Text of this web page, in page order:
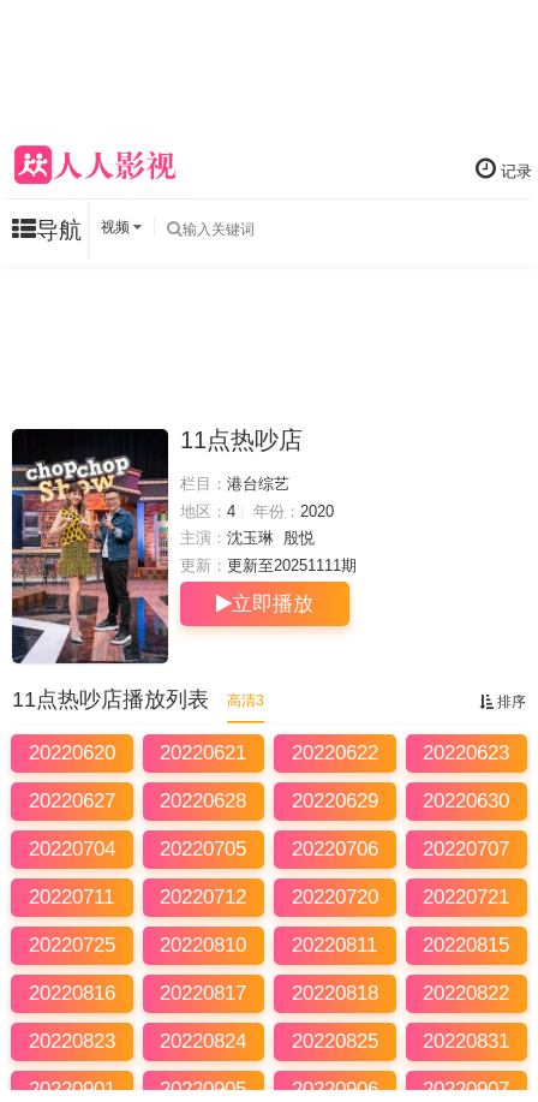
记录
导航 视频
11点热吵店
栏目： 港台综艺
地区： 4 年份： 2020
主演： 沈玉琳 殷悦
更新： 更新至20251111期
立即播放
排序
11点热吵店播放列表 高清3
20220620 20220621 20220622 20220623
20220627 20220628 20220629 20220630
20220704 20220705 20220706 20220707
20220711 20220712 20220720 20220721
20220725 20220810 20220811 20220815
20220816 20220817 20220818 20220822
20220823 20220824 20220825 20220831
20220901 20220905 20220906 20220907